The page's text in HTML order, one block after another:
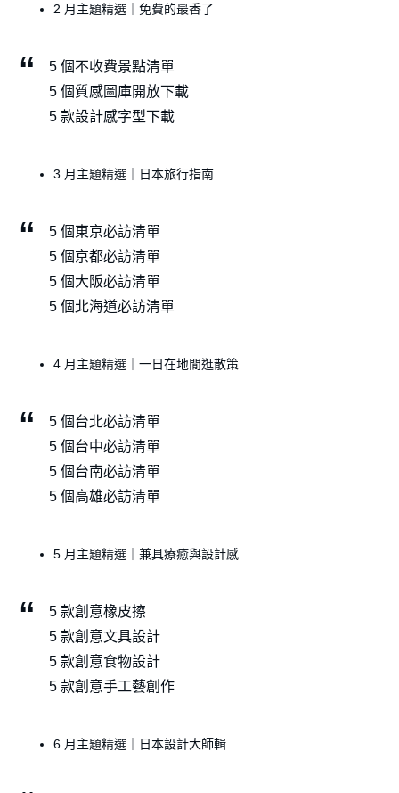
2 月主題精選｜免費的最香了
5 個不收費景點清單
5 個質感圖庫開放下載
5 款設計感字型下載
3 月主題精選｜日本旅行指南
5 個東京必訪清單
5 個京都必訪清單
5 個大阪必訪清單
5 個北海道必訪清單
4 月主題精選｜一日在地閒逛散策
5 個台北必訪清單
5 個台中必訪清單
5 個台南必訪清單
5 個高雄必訪清單
5 月主題精選｜兼具療癒與設計感
5 款創意橡皮擦
5 款創意文具設計
5 款創意食物設計
5 款創意手工藝創作
6 月主題精選｜日本設計大師輯